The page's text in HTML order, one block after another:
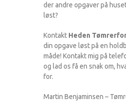
der andre opgaver på
løst?
Kontakt Heden
din opgave løst på en
måde! Kontakt mig på
og lad os få en snak om,
for.
Martin Benjaminsen –